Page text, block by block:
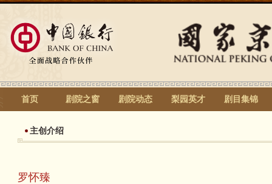
首页 剧院之窗 剧院动态 梨园英才 剧目集锦
主创介绍
罗怀臻